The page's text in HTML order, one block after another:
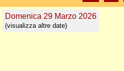
Domenica 29 Marzo 2026
(visualizza altre date)